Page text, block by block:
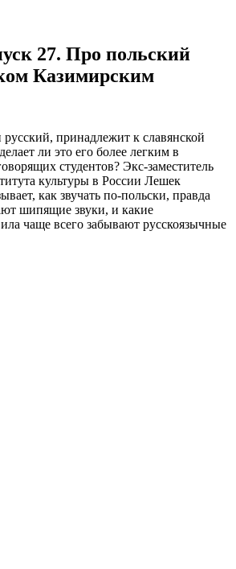
27. Про польский
Казимирским
принадлежит к славянской
ли это его более легким в
студентов? Экс-заместитель
культуры в России Лешек
как звучать по-польски, правда
шипящие звуки, и какие
чаще всего забывают русскоязычные